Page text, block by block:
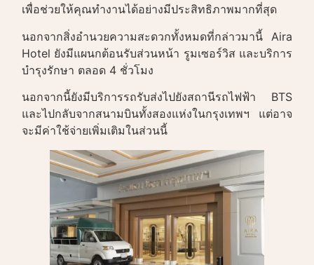
เพื่อช่วยให้คุณทำงานได้อย่างมีประสิทธิภาพมากที่สุด
นอกจากสิ่งอำนวยความสะดวกทั้งหมดที่กล่าวมานี้ Aira
Hotel ยังมีแผนกต้อนรับส่วนหน้า รูมเซอร์วิส และบริการ
บำรุงรักษา ตลอด 4 ชั่วโมง
นอกจากนี้ยังมีบริการรถรับส่งไปยังสถานีรถไฟฟ้า BTS
และไปกลับจากสนามบินทั้งสองแห่งในกรุงเทพฯ แต่อาจ
จะมีค่าใช้จ่ายเพิ่มเติมในส่วนนี้